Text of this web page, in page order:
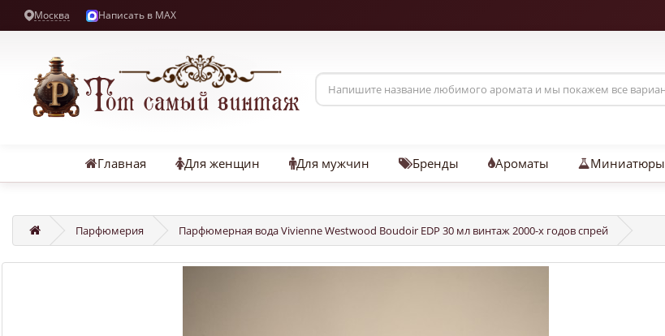
Москва Написать в MAX
Главная Для женщин Для мужчин Бренды Ароматы Миниатюры
Парфюмерия Парфюмерная вода Vivienne Westwood Boudoir EDP 30 мл винтаж 2000-х годов спрей